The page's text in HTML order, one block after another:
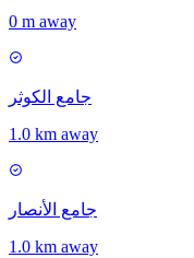
0 m away
جامع الكوثر
1.0 km away
جامع الأنصار
1.0 km away